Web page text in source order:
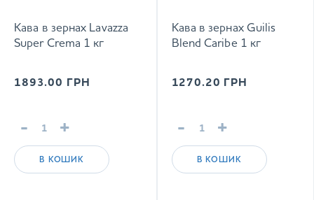
Кава в зернах Lavazza
Super Crema 1 кг
1893.00 ГРН
- +
В КОШИК
Кава в зернах Guilis
Blend Caribe 1 кг
1270.20 ГРН
- +
В КОШИК